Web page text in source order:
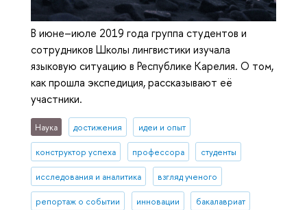
В июне–июле 2019 года группа студентов и
сотрудников Школы лингвистики изучала
языковую ситуацию в Республике Карелия. О том,
как прошла экспедиция, рассказывают её
участники.
Наука достижения идеи и опыт
конструктор успеха профессора студенты
исследования и аналитика взгляд ученого
репортаж о событии инновации бакалавриат